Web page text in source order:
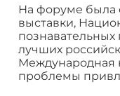
На форуме была
выставки,
лучших
Международная
проблемы